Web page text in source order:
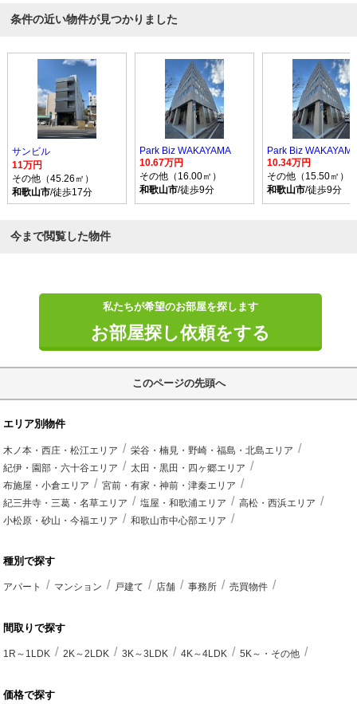
条件の近い物件が見つかりました
サンビル
11万円
その他（45.26㎡）
和歌山市/徒歩17分
Park Biz WAKAYAMA
10.67万円
その他（16.00㎡）
和歌山市/徒歩9分
Park Biz
10.34万円
その他（15.50㎡）
和歌山市/徒歩9分
今まで閲覧した物件
私たちが希望のお部屋を探します
お部屋探し依頼をする
このページの先頭へ
エリア別物件
木ノ本・西庄・松江エリア
栄谷・楠見・野崎・福島・北島エリア
紀伊・園部・六十谷エリア
太田・黒田・四ヶ郷エリア
布施屋・小倉エリア
宮前・有家・神前・津秦エリア
紀三井寺・三葛・名草エリア
塩屋・和歌浦エリア
高松・西浜エリア
小松原・砂山・今福エリア
和歌山市中心部エリア
種別で探す
アパート マンション 戸建て 店舗 事務所 売買物件
間取りで探す
1R～1LDK 2K～2LDK 3K～3LDK 4K～4LDK 5K～・その他
価格で探す